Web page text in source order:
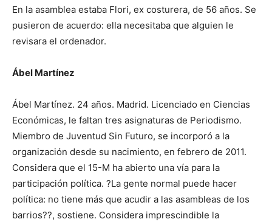
En la asamblea estaba Flori, ex costurera, de 56 años. Se
pusieron de acuerdo: ella necesitaba que alguien le
revisara el ordenador.
Ábel Martínez
Ábel Martínez. 24 años. Madrid. Licenciado en Ciencias
Económicas, le faltan tres asignaturas de Periodismo.
Miembro de Juventud Sin Futuro, se incorporó a la
organización desde su nacimiento, en febrero de 2011.
Considera que el 15-M ha abierto una vía para la
participación política. ?La gente normal puede hacer
política: no tiene más que acudir a las asambleas de los
barrios??, sostiene. Considera imprescindible la